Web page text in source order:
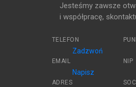
Jesteśmy zawsze
i współpracę,
TELEFON
Zadzwoń
EMAIL
Napisz
NIP
ADRES